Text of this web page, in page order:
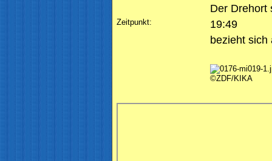
Der Drehort
Zeitpunkt:
19:49
bezieht sich
©ZDF/KIKA